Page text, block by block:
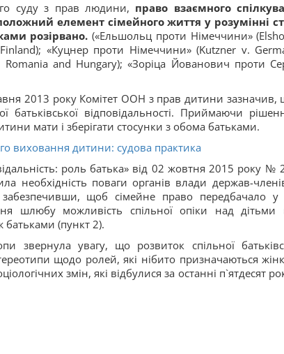
суду з прав людини, право взаємного
елемент сімейного життя у розумінні
розірвано. («Ельшольц проти Німеччини»
«Куцнер проти Німеччини» (Kutzner v.
and Hungary); «Зоріца Йованович проти
2013 року Комітет ООН з прав дитини зазначив,
батьківської відповідальності. Приймаючи
мати і зберігати стосунки з обома батьками.
виховання дитини: судова практика
роль батька» від 02 жовтня 2015 року №
необхідність поваги органів влади держав-
забезпечивши, щоб сімейне право передбачало у
шлюбу можливість спільної опіки над дітьми
батьками (пункт 2).
звернула увагу, що розвиток спільної
щодо ролей, які нібито призначаються
змін, які відбулися за останні п`ятдесят